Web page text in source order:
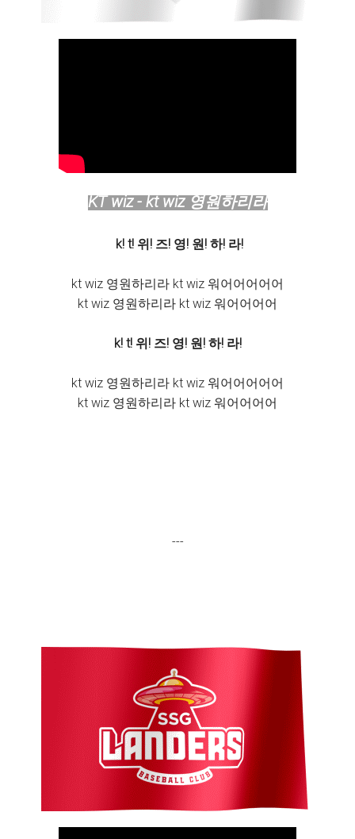
KT wiz - kt wiz 영원하리라
k! t! 위! 즈! 영! 원! 하! 라!
kt wiz 영원하리라 kt wiz 워어어어어어
kt wiz 영원하리라 kt wiz 워어어어어
k! t! 위! 즈! 영! 원! 하! 라!
kt wiz 영원하리라 kt wiz 워어어어어어
kt wiz 영원하리라 kt wiz 워어어어어
---